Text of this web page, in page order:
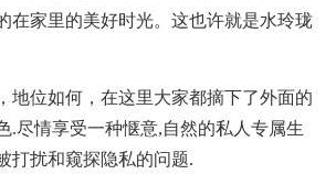
在家里的美好时光。这也许就是水玲珑
地位如何，在这里大家都摘下了外面的
.尽情享受一种惬意,自然的私人专属生
打扰和窥探隐私的问题.